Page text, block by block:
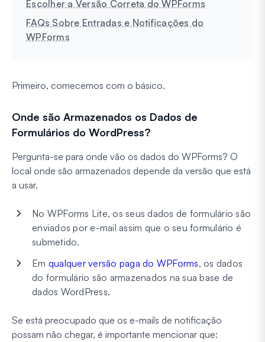
Escolher a Versão Correta do WPForms
FAQs Sobre Entradas e Notificações do
WPForms
Primeiro, comecemos com o básico.
Onde são Armazenados os Dados de
Formulários do WordPress?
Pergunta-se para onde vão os dados do WPForms? O
local onde são armazenados depende da versão que está
a usar.
No WPForms Lite, os seus dados de formulário são
enviados por e-mail assim que o seu formulário é
submetido.
Em qualquer versão paga do WPForms, os dados
do formulário são armazenados na sua base de
dados WordPress.
Se está preocupado que os e-mails de notificação
possam não chegar, é importante mencionar que: